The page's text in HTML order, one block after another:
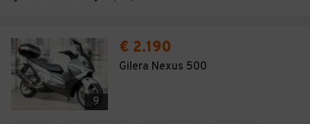
9
€ 2.190
Gilera Nexus 500